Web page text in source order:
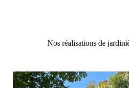
Nos réalisations de